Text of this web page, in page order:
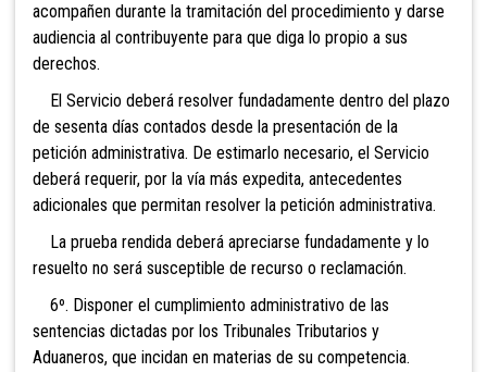
acompañen durante la tramitación del procedimiento y darse
audiencia al contribuyente para que diga lo propio a sus
derechos.
El Servicio deberá resolver fundadamente dentro del plazo
de sesenta días contados desde la presentación de la
petición administrativa. De estimarlo necesario, el Servicio
deberá requerir, por la vía más expedita, antecedentes
adicionales que permitan resolver la petición administrativa.
La prueba rendida deberá apreciarse fundadamente y lo
resuelto no será susceptible de recurso o reclamación.
6º. Disponer el cumplimiento administrativo de las
sentencias dictadas por los Tribunales Tributarios y
Aduaneros, que incidan en materias de su competencia.